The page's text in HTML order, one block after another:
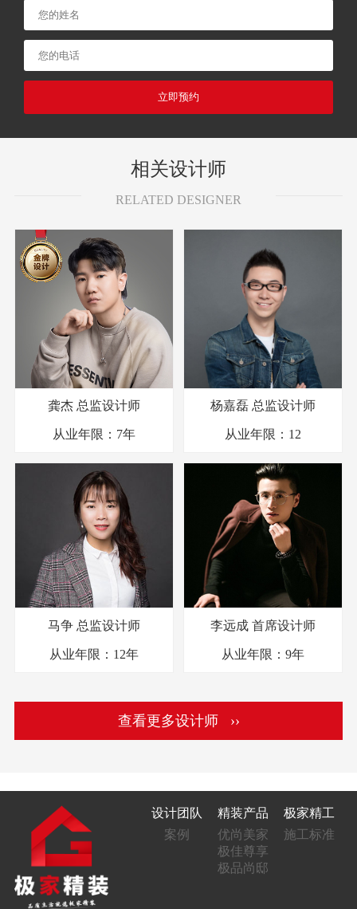
立即预约
相关设计师
RELATED DESIGNER
龚杰 总监设计师
从业年限： 7年
杨嘉磊 总监设计师
从业年限： 12
马争 总监设计师
从业年限： 12年
李远成 首席设计师
从业年限： 9年
查看更多设计师 ››
设计团队
案例
精装产品
优尚美家
极佳尊享
极品尚邸
极家精工
施工标准